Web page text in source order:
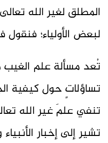
المطلق لغير الله
لبعض الأولياء؛
تُعد مسألة علم الغيب
تساؤلاتٍ حول كيفية
تنفي علمَ غير الله
تشير إلى إخبار